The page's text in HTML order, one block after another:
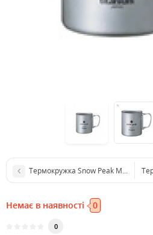
Термокружка Snow Peak MG-054
Немає в наявності 0
0